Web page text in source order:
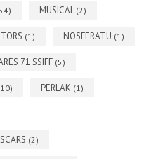
MUSICAL(2)
(1) NOSFERATU (1)
71 SSIFF (5)
PERLAK (1)
(2)